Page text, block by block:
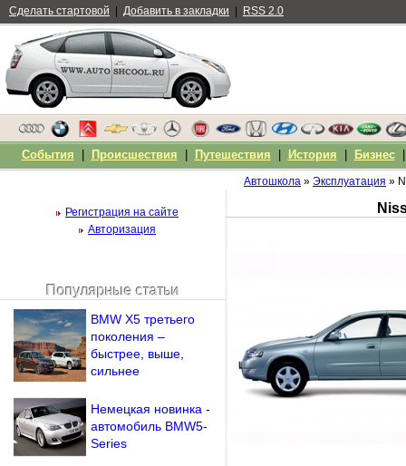
Автошкола » Эксплуатация »
Регистрация на сайте
Авторизация
Напомнить пароль?
Популярные статьи
BMW X5 третьего
поколения –
быстрее, выше,
сильнее
Немецкая новинка -
автомобиль BMW5-
Series
Сделать стартовой Добавить в закладки RSS 2.0
События Происшествия Путешествия История Бизнес